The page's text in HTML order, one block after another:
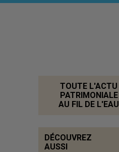
TOUTE L'ACTU
PATRIMONIALE
AU FIL DE L'EAU
DÉCOUVREZ
AUSSI